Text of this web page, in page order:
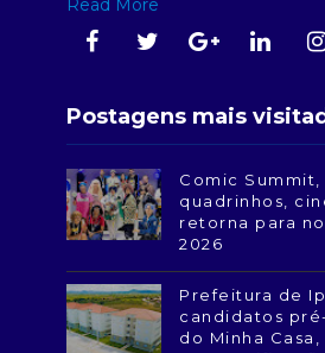
Read More
Postagens mais
Comic
quadrinhos,
retorna para
2026
Prefeitura de
candidatos
do Minha Casa,